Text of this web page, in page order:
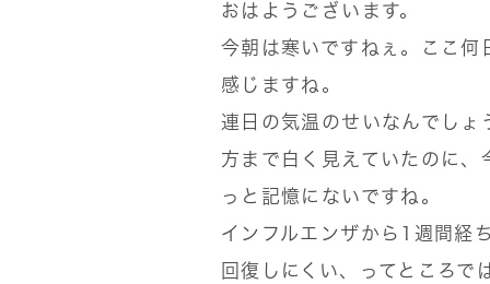
おはようございます。
今朝は寒いですねぇ。ここ
感じますね。
連日の気温のせいなんでし
方まで白く見えていたのに
っと記憶にないですね。
インフルエンザから1週間経
回復しにくい、ってところ